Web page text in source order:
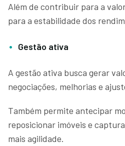
Além de contribuir para a
para a estabilidade dos
Gestão ativa
A gestão ativa busca gerar
negociações, melhorias e
Também permite antecipar
reposicionar imóveis e
mais agilidade.